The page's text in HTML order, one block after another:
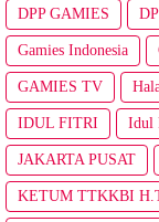
DPP GAMIES
Gamies Indonesia
GAMIES TV
IDUL FITRI Idul
JAKARTA PUSAT
KETUM TTKKBI